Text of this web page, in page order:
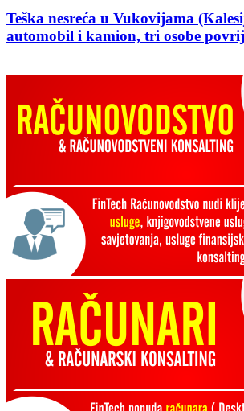
Teška nesreća u Vukovijama
automobil i kamion, tri osobe